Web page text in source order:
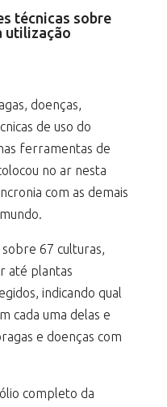
técnicas sobre
utilização
doenças,
de uso do
ferramentas de
no ar nesta
com as demais
67 culturas,
até plantas
indicando qual
cada uma delas e
e doenças com
completo da